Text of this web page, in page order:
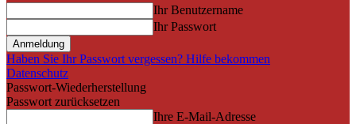
Ihr Benutzername
Ihr Passwort
Haben Sie Ihr Passwort vergessen? Hilfe bekommen
Datenschutz
Passwort-Wiederherstellung
Passwort zurücksetzen
Ihre E-Mail-Adresse